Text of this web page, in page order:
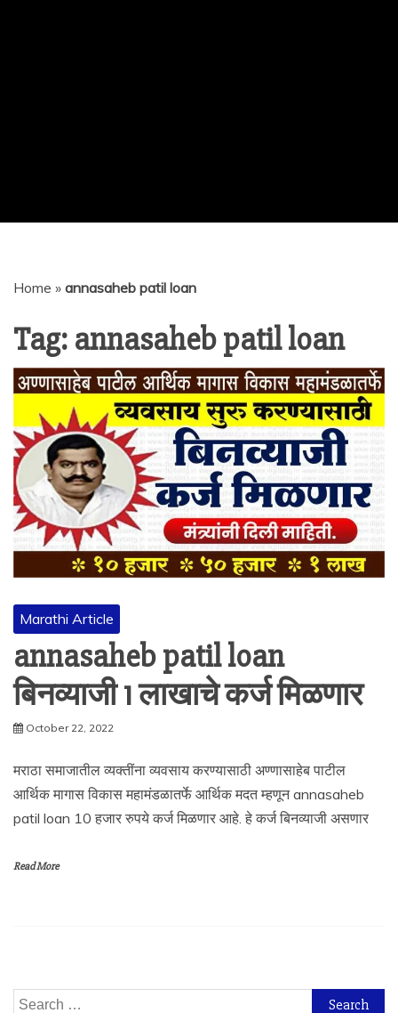
Home » annasaheb patil loan
Tag: annasaheb patil loan
Marathi Article
annasaheb patil loan
बिनव्याजी 1 लाखाचे कर्ज मिळणार
October 22, 2022
मराठा समाजातील व्यक्तींना व्यवसाय करण्यासाठी अण्णासाहेब पाटील
आर्थिक मागास विकास महामंडळातर्फे आर्थिक मदत म्हणून annasaheb
patil loan 10 हजार रुपये कर्ज मिळणार आहे. हे कर्ज बिनव्याजी असणार
Read More
Search